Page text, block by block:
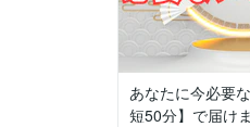
あなたに今必要
短50分】で届け